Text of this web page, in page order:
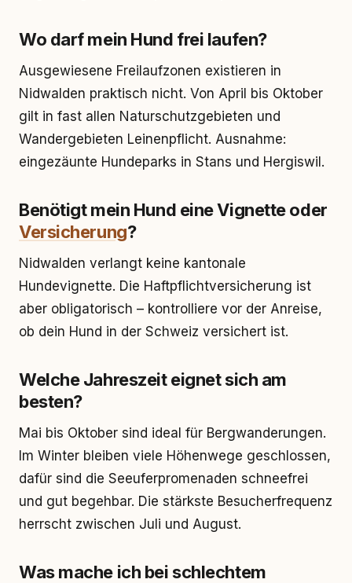
Wo darf mein Hund frei laufen?
Ausgewiesene Freilaufzonen existieren in
Nidwalden praktisch nicht. Von April bis Oktober
gilt in fast allen Naturschutzgebieten und
Wandergebieten Leinenpflicht. Ausnahme:
eingezäunte Hundeparks in Stans und Hergiswil.
Benötigt mein Hund eine Vignette oder
Versicherung?
Nidwalden verlangt keine kantonale
Hundevignette. Die Haftpflichtversicherung ist
aber obligatorisch – kontrolliere vor der Anreise,
ob dein Hund in der Schweiz versichert ist.
Welche Jahreszeit eignet sich am
besten?
Mai bis Oktober sind ideal für Bergwanderungen.
Im Winter bleiben viele Höhenwege geschlossen,
dafür sind die Seeuferpromenaden schneefrei
und gut begehbar. Die stärkste Besucherfrequenz
herrscht zwischen Juli und August.
Was mache ich bei schlechtem